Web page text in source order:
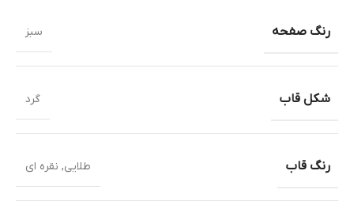
رنگ صفحه سبز
شکل قاب گرد
رنگ قاب طلایی, نقره ای